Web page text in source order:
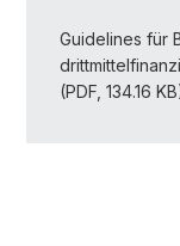
Guidelines für
(PDF, 134.16